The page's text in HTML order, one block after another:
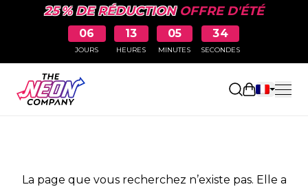
25 % DE RÉDUCTIONOFFRE D'ÉTÉ
06
JOURS
13
HEURES
05
MINUTES
34
SECONDES
Ouvrir le
PAGE NON TROUVÉE
La page que vous recherchez n’existe pas. Elle a